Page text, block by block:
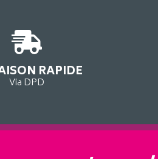
RAPIDE
Via DPD